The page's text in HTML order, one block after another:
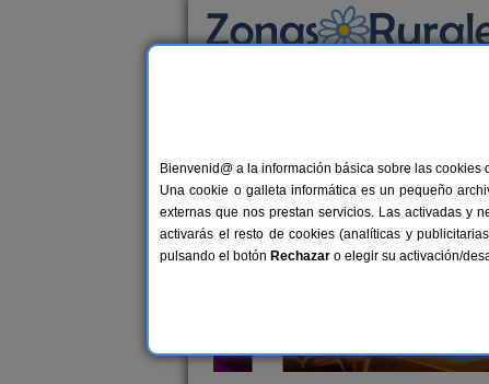
Casas Rurales cerca
Bienvenid@ a la información básica sobre las
Una cookie o galleta informática es un pequeño
externas que nos prestan servicios. Las activadas y
activarás el resto de cookies (analíticas y
pulsando el botón Rechazar o elegir su activación/